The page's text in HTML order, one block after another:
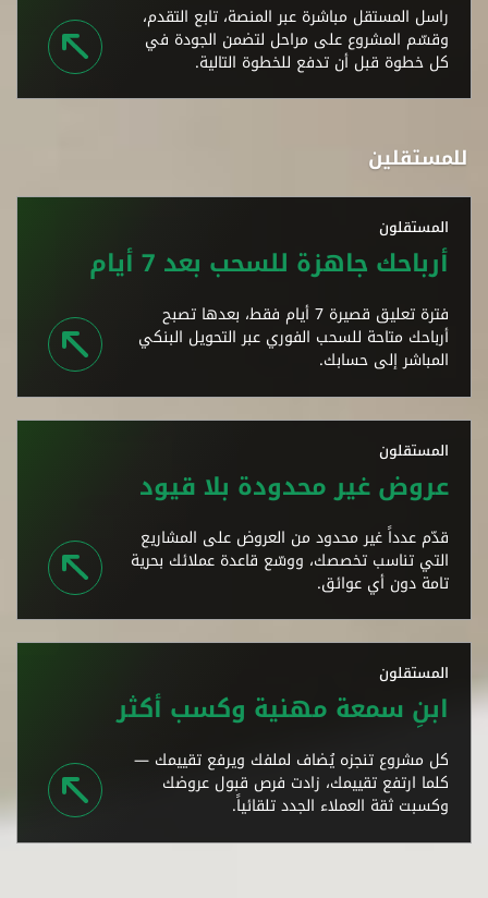
راسل المستقل مباشرة عبر المنصة، تابع التقدم،
وقسّم المشروع على مراحل لتضمن الجودة في
كل خطوة قبل أن تدفع للخطوة التالية.
للمستقلين
المستقلون
أرباحك جاهزة للسحب بعد 7 أيام
فترة تعليق قصيرة 7 أيام فقط، بعدها تصبح
أرباحك متاحة للسحب الفوري عبر التحويل البنكي
المباشر إلى حسابك.
المستقلون
عروض غير محدودة بلا قيود
قدّم عدداً غير محدود من العروض على المشاريع
التي تناسب تخصصك، ووسّع قاعدة عملائك بحرية
تامة دون أي عوائق.
المستقلون
ابنِ سمعة مهنية وكسب أكثر
كل مشروع تنجزه يُضاف لملفك ويرفع تقييمك —
كلما ارتفع تقييمك، زادت فرص قبول عروضك
وكسبت ثقة العملاء الجدد تلقائياً.